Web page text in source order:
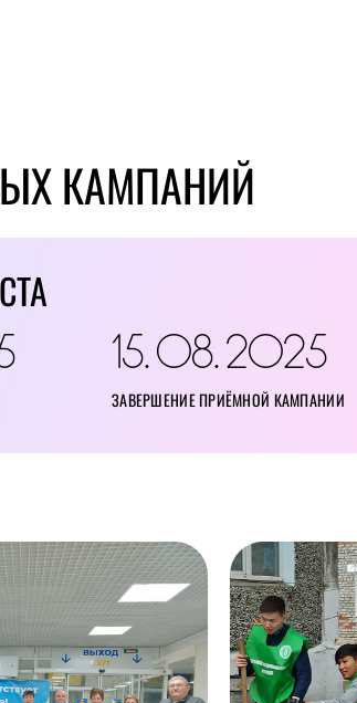
КАМПАНИЙ
15 08 2025
ЗАВЕРШЕНИЕ ПРИЁМНОЙ КАМПАНИИ